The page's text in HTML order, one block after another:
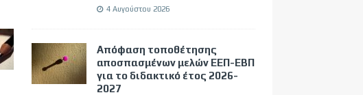
4 Αυγούστου 2026
Απόφαση τοποθέτησης
αποσπασμένων μελών ΕΕΠ-ΕΒΠ
για το διδακτικό έτος 2026-
2027